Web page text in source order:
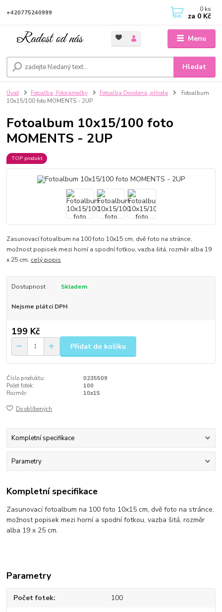
Menu
Hledat
+420775240999 0 ks
za 0 Kč
Úvod Fotoalba, Fotorámečky Fotoalba Dovolená, příroda
Fotoalbum
10x15/100 foto MOMENTS - 2UP
Fotoalbum 10x15/100 foto
MOMENTS - 2UP
TOP produkt
Zasunovací fotoalbum na 100 foto 10x15 cm, dvě foto na stránce,
možnost popisek mezi horní a spodní fotkou, vazba šitá, rozměr alba 19
x 25 cm. celý popis
Dostupnost Skladem
Nejsme plátci DPH
199 Kč
Přidat do košíku
Číslo produktu:
0235509
Počet fotek:
100
Rozměr:
10x15
Do oblíbených
Kompletní specifikace
Parametry
Kompletní specifikace
Zasunovací fotoalbum na 100 foto 10x15 cm, dvě foto na stránce,
možnost popisek mezi horní a spodní fotkou, vazba šitá, rozměr
alba 19 x 25 cm.
Parametry
Počet fotek 100